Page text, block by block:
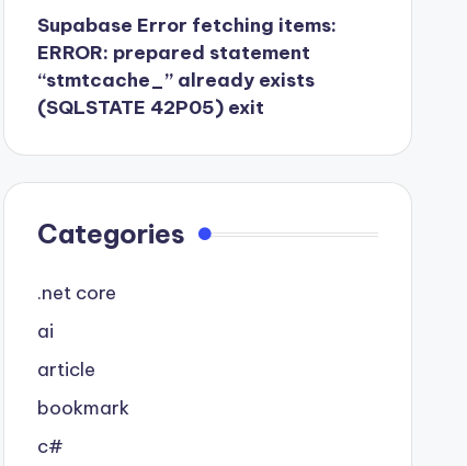
Supabase Error fetching items:
ERROR: prepared statement
“stmtcache_” already exists
(SQLSTATE 42P05) exit
Categories
.net core
ai
article
bookmark
c#